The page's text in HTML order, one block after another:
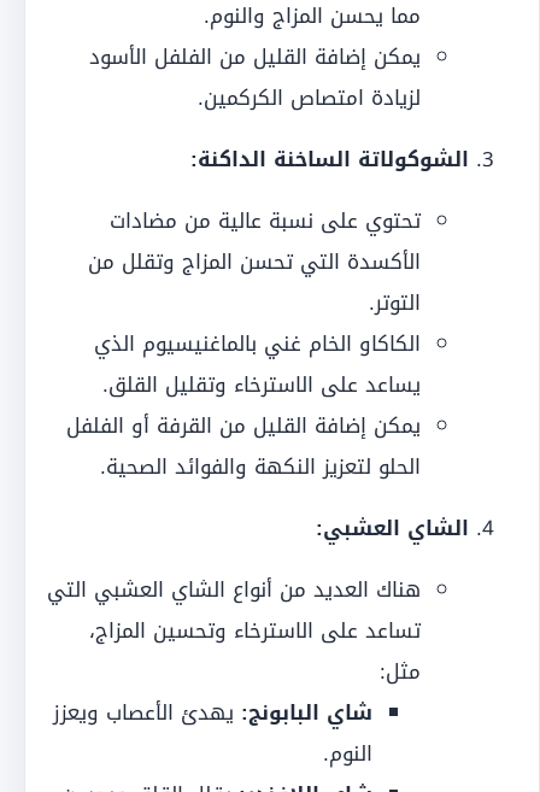
مما يحسن المزاج والنوم.
يمكن إضافة القليل من الفلفل الأسود
لزيادة امتصاص الكركمين.
الشوكولاتة الساخنة الداكنة:
تحتوي على نسبة عالية من مضادات
الأكسدة التي تحسن المزاج وتقلل من
التوتر.
الكاكاو الخام غني بالماغنيسيوم الذي
يساعد على الاسترخاء وتقليل القلق.
يمكن إضافة القليل من القرفة أو الفلفل
الحلو لتعزيز النكهة والفوائد الصحية.
الشاي العشبي:
هناك العديد من أنواع الشاي العشبي التي
تساعد على الاسترخاء وتحسين المزاج،
مثل:
شاي البابونج: يهدئ الأعصاب ويعزز
النوم.